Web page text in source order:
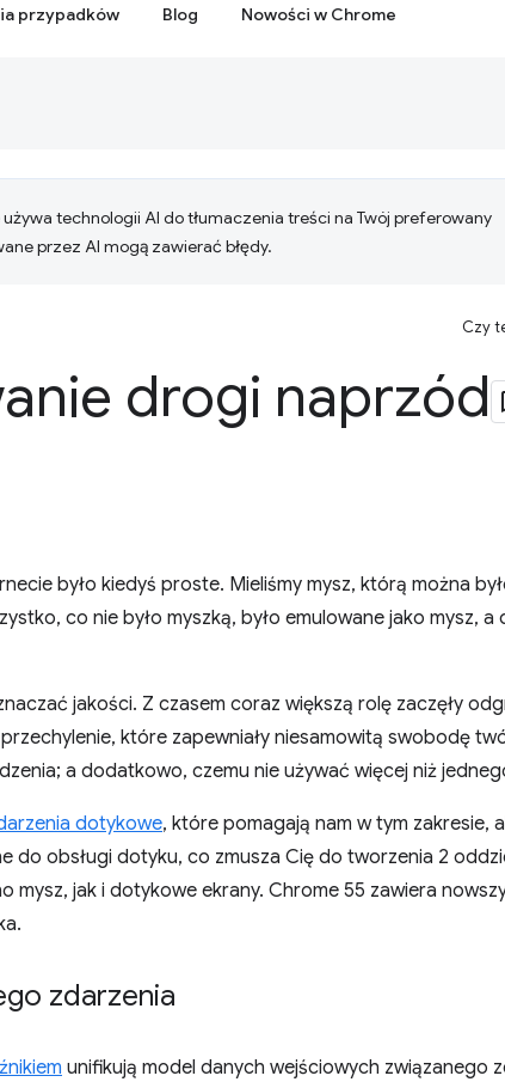
przypadków Blog Nowości w Chrome
technologii AI do tłumaczenia treści na Twój preferowany
przez AI mogą zawierać błędy.
Czy
drogi naprzód
było kiedyś proste. Mieliśmy mysz, którą można
co nie było myszką, było emulowane jako mysz,
jakości. Z czasem coraz większą rolę zaczęły
które zapewniały niesamowitą swobodę
a dodatkowo, czemu nie używać więcej niż
dotykowe, które pomagają nam w tym zakresie,
do obsługi dotyku, co zmusza Cię do tworzenia 2
mysz, jak i dotykowe ekrany. Chrome 55 zawiera
zdarzenia
unifikują model danych wejściowych związanego